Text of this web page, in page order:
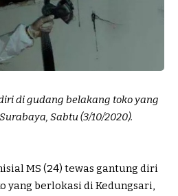
di gudang belakang toko yang
Sabtu (3/10/2020).
MS (24) tewas gantung diri
yang berlokasi di Kedungsari,